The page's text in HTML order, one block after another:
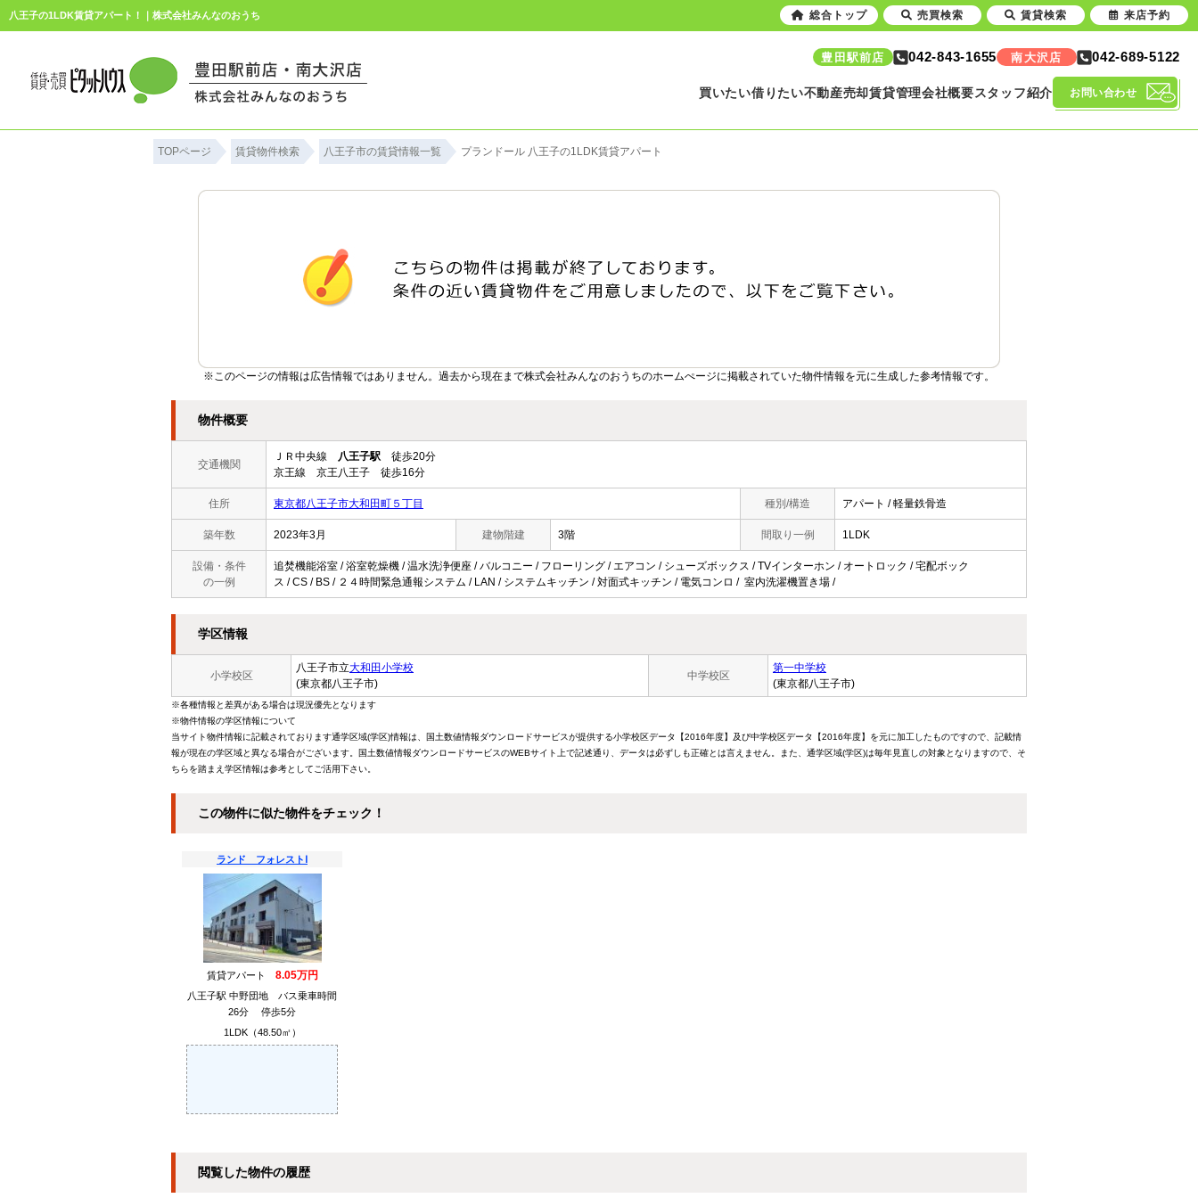
八王子の1LDK賃貸アパート！｜株式会社みんなのおうち
豊田駅前店 042-843-1655 南大沢店 042-689-5122
買いたい借りたい不動産売却賃貸管理会社概要スタッフ紹介 お問い合わせ
TOPページ 賃貸物件検索 八王子市の賃貸情報一覧 プランドール 八王子の1LDK賃貸アパート
※このページの情報は広告情報ではありません。過去から現在まで株式会社みんなのおうちのホームぺージに掲載されていた物件情報を元に生成した参考情報です。
物件概要
交通機関
ＪＲ中央線 八王子駅 徒歩20分
京王線 京王八王子 徒歩16分
住所 東京都八王子市大和田町５丁目 種別/構造 アパート / 軽量鉄骨造
築年数 2023年3月 建物階建 3階 間取り一例 1LDK
設備・条件
の一例
追焚機能浴室 / 浴室乾燥機 / 温水洗浄便座 / バルコニー / フローリング / エアコン / シューズボックス / TVインターホン / オートロック / 宅配ボック
ス / CS / BS / ２４時間緊急通報システム / LAN / システムキッチン / 対面式キッチン / 電気コンロ / 室内洗濯機置き場 /
学区情報
小学校区
八王子市立大和田小学校
(東京都八王子市)
中学校区
第一中学校
(東京都八王子市)
※各種情報と差異がある場合は現況優先となります
※物件情報の学区情報について
当サイト物件情報に記載されております通学区域(学区)情報は、国土数値情報ダウンロードサービスが提供する小学校区データ【2016年度】及び中学校区データ【2016年度】を元に加工したものですので、記載情
報が現在の学区域と異なる場合がございます。国土数値情報ダウンロードサービスのWEBサイト上で記述通り、データは必ずしも正確とは言えません。また、通学区域(学区)は毎年見直しの対象となりますので、そ
ちらを踏まえ学区情報は参考としてご活用下さい。
この物件に似た物件をチェック！
ランド フォレストⅠ
賃貸アパート 8.05万円
八王子駅 中野団地 バス乗車時間
26分 停歩5分
1LDK（48.50㎡）
閲覧した物件の履歴
総合トップ 売買検索 賃貸検索 来店予約